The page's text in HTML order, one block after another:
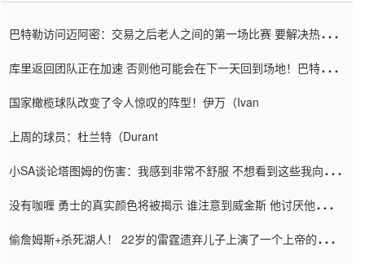
巴特勒访问迈阿密：交易之后老人之间的第一场比赛 要解决热情的
库里返回团队正在加速 否则他可能会在下一天回到场地！巴特勒迈
国家橄榄球队改变了令人惊叹的阵型！伊万（Ivan
上周的球员：杜兰特（Durant
小SA谈论塔图姆的伤害：我感到非常不舒服 不想看到这些我向他
没有咖喱 勇士的真实颜色将被揭示 谁注意到威金斯 他讨厌他的老
偷詹姆斯+杀死湖人！ 22岁的雷霆遗弃儿子上演了一个上帝的剧